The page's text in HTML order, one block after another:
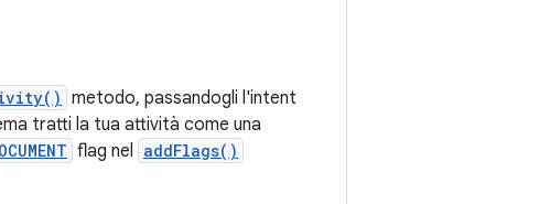
metodo, passandogli l'intent
tratti la tua attività come una
flag nel addFlags()